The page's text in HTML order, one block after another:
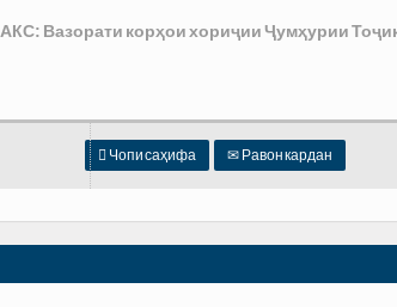
АКС: Вазорати корҳои хориҷии Ҷумҳурии
 Чопи саҳифа ✉ Равон кардан